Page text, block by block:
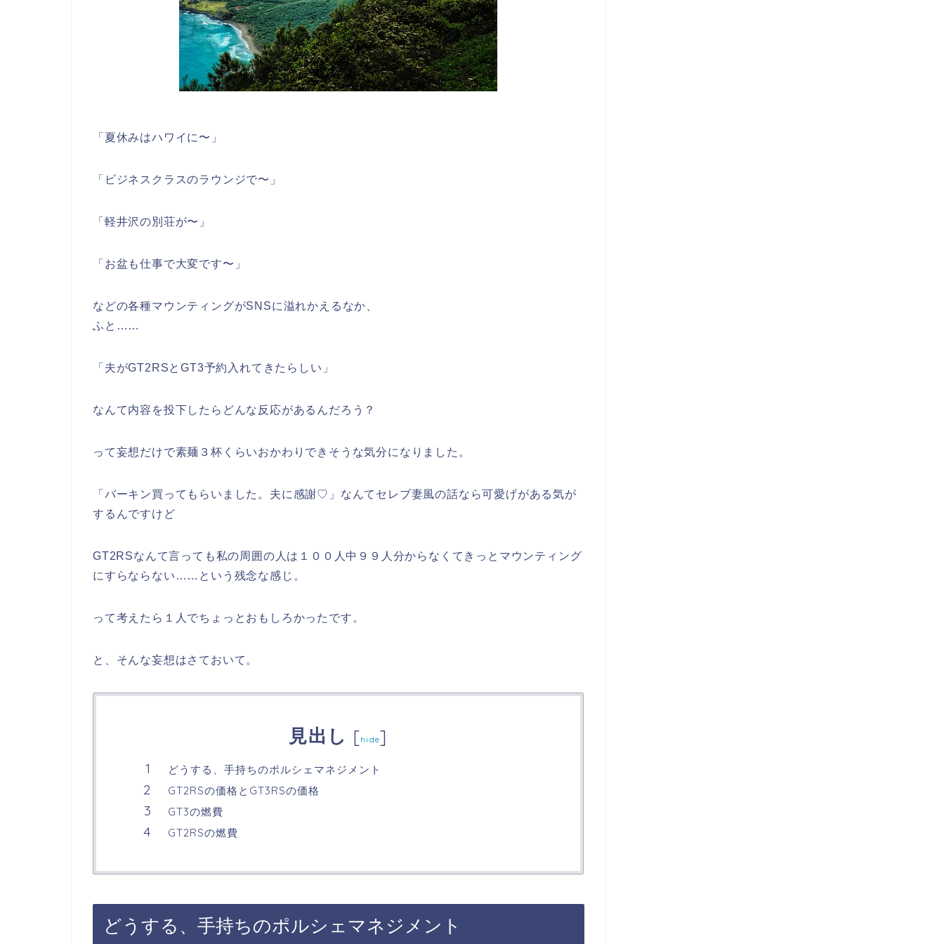
「夏休みはハワイに〜」
「ビジネスクラスのラウンジで〜」
「軽井沢の別荘が〜」
「お盆も仕事で大変です〜」
などの各種マウンティングがSNSに溢れかえるなか、
ふと……
「夫がGT2RSとGT3予約入れてきたらしい」
なんて内容を投下したらどんな反応があるんだろう？
って妄想だけで素麺３杯くらいおかわりできそうな気分になりました。
「バーキン買ってもらいました。夫に感謝♡」なんてセレブ妻風の話なら可愛げがある気が
するんですけど
GT2RSなんて言っても私の周囲の人は１００人中９９人分からなくてきっとマウンティング
にすらならない……という残念な感じ。
って考えたら１人でちょっとおもしろかったです。
と、そんな妄想はさておいて。
見出し [hide]
どうする、手持ちのポルシェマネジメント
GT2RSの価格とGT3RSの価格
GT3の燃費
GT2RSの燃費
どうする、手持ちのポルシェマネジメント